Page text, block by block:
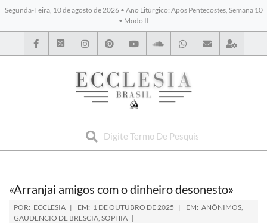
Segunda-Feira, 10 de agosto de 2026 • Ano Litúrgico: Após Pentecostes, Semana 10
• Modo II
BYBLOS
«Arranjai amigos com o dinheiro desonesto»
POR: ECCLESIA EM: 1 DE OUTUBRO DE 2025 EM: ANÔNIMOS,
GAUDENCIO DE BRESCIA, SOPHIA